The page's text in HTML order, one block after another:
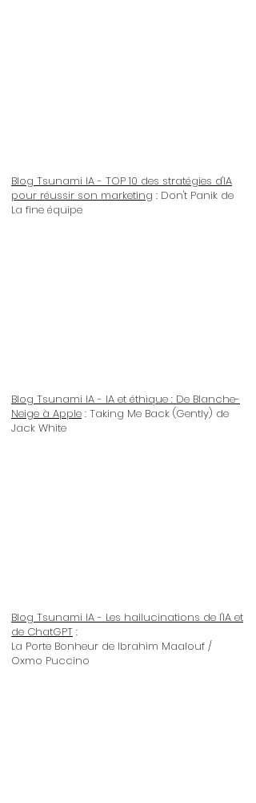
Blog Tsunami IA - TOP 10 des stratégies d'IA
pour réussir son marketing : Don't Panik de
La fine équipe
Blog Tsunami IA - IA et éthique : De Blanche-
Neige à Apple : Taking Me Back (Gently) de
Jack White
Blog Tsunami IA - Les hallucinations de l'IA et
de ChatGPT :
La Porte Bonheur de Ibrahim Maalouf /
Oxmo Puccino